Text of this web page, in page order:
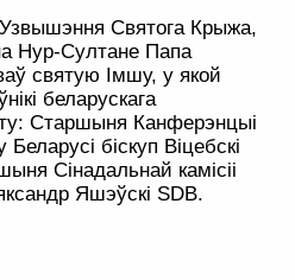
Святога Крыжа,
Нур-Султане Папа
святую Імшу, у якой
беларускага
Старшыня Канферэнцыі
Беларусі біскуп Віцебскі
Сінадальнай камісіі
Яшэўскі SDB.